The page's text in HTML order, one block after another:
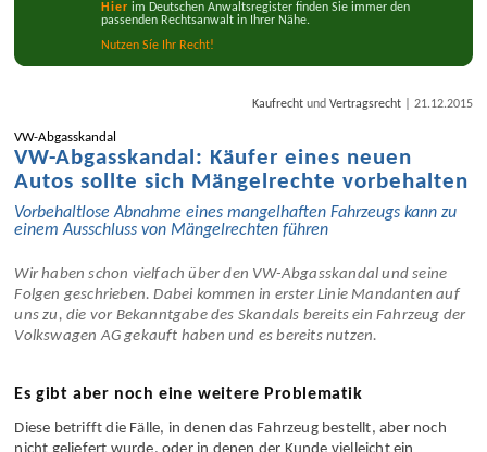
Hier im Deutschen Anwaltsregister finden Sie immer den
passenden Rechtsanwalt in Ihrer Nähe.
Nutzen Síe Ihr Recht!
VW-Abgasskandal
VW-Abgasskandal: Käufer eines neuen
Autos sollte sich Mängelrechte vorbehalten
Vorbehaltlose Abnahme eines mangelhaften Fahrzeugs kann zu
einem Ausschluss von Mängelrechten führen
Wir haben schon vielfach über den VW-Abgasskandal und seine
Folgen geschrieben. Dabei kommen in erster Linie Mandanten auf
uns zu, die vor Bekanntgabe des Skandals bereits ein Fahrzeug der
Es gibt aber noch eine weitere Problematik
Diese betrifft die Fälle, in denen das Fahrzeug bestellt, aber noch